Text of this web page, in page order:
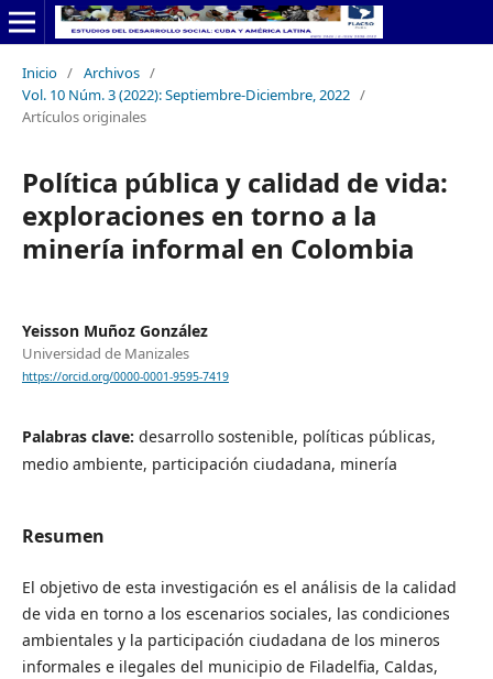
Inicio / Archivos /
Vol. 10 Núm. 3 (2022): Septiembre-Diciembre, 2022 /
Artículos originales
Política pública y calidad de vida:
exploraciones en torno a la
minería informal en Colombia
Yeisson Muñoz González
Universidad de Manizales
https://orcid.org/0000-0001-9595-7419
Palabras clave: desarrollo sostenible, políticas públicas,
medio ambiente, participación ciudadana, minería
Resumen
El objetivo de esta investigación es el análisis de la calidad
de vida en torno a los escenarios sociales, las condiciones
ambientales y la participación ciudadana de los mineros
informales e ilegales del municipio de Filadelfia, Caldas,